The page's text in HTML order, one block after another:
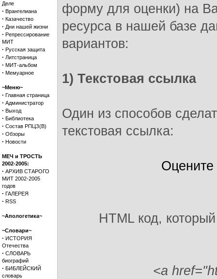
Деле
· Врангелиана
· Казачество
· Дни нашей жизни
· Репрессирование
МИТ
· Русская защита
· Литстраница
· МИТ-альбом
· Мемуарное
~Меню~
· Главная страница
· Администратор
· Выход
· Библиотека
· Состав РПЦЗ(В)
· Обзоры
· Новости
МЕЧ и ТРОСТЬ
2002-2005:
· АРХИВ СТАРОГО
МИТ 2002-2005
годов
· ГАЛЕРЕЯ
· RSS
~Апологетика~
~Словари~
· ИСТОРИЯ
Отечества
· СЛОВАРЬ
биографий
· БИБЛЕЙСКИЙ
словарь
форму для оценки) на
ресурса в нашей базе
вариантов:
1) Текстовая ссылка
Один из способов
текстовая ссылка:
HTML код,
<a